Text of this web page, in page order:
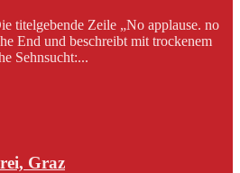
titelgebende Zeile „No applause. no
End und beschreibt mit trockenem
Sehnsucht:...
Graz